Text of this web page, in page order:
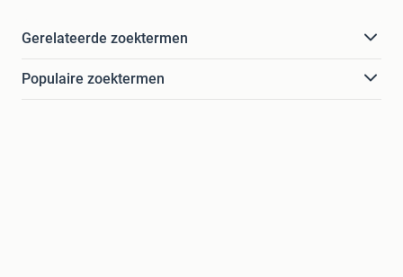
Gerelateerde zoektermen
Populaire zoektermen